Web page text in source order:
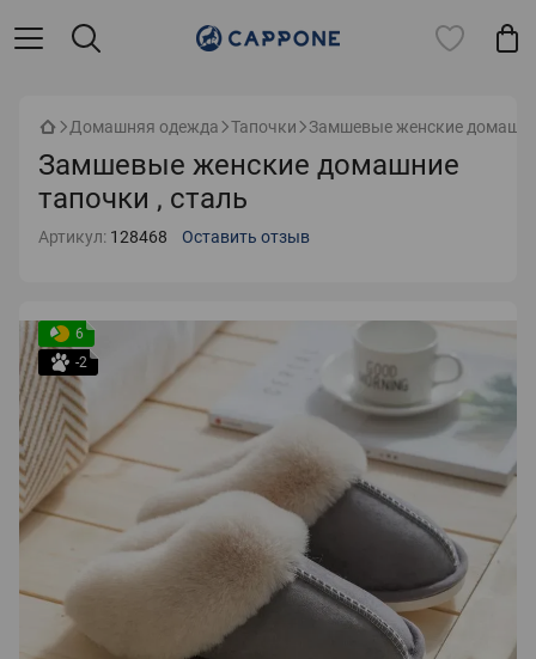
Домашняя одежда Тапочки Замшевые женские
Замшевые женские домашние
тапочки , сталь
Артикул: 128468 Оставить отзыв
6
-2